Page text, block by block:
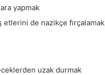
yapmak
etlerini de nazikçe fırçalamak
uzak durmak